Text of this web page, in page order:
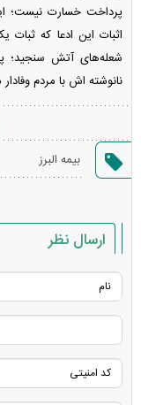
پرداخت خسارت نیست؛
اثبات این ادعا که ثبات
شعله‌های آتش سنجید؛
نانوشته اش با مردم وفادار
بیمه البرز
ارسال نظر